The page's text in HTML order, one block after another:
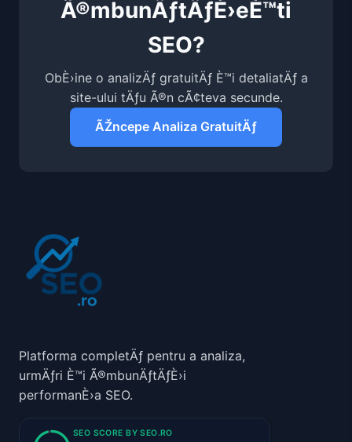
Ã®mbunÄƒtÄƒÈ›eÈ™ti
SEO?
ObÈ›ine o analizÄƒ gratuitÄƒ È™i detaliatÄƒ a
site-ului tÄƒu Ã®n cÃ¢teva secunde.
ÃŽncepe Analiza GratuitÄƒ
Platforma completÄƒ pentru a analiza,
urmÄƒri È™i Ã®mbunÄƒtÄƒÈ›i
performanÈ›a SEO.